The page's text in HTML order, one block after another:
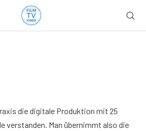
die digitale Produktion mit 25
verstanden. Man übernimmt also die